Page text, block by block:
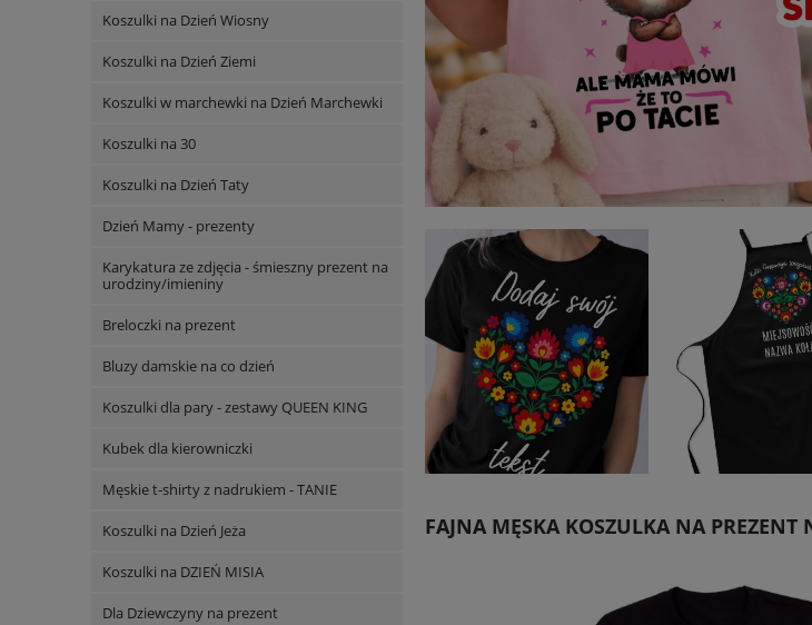
Koszulki na Dzień Wiosny
Koszulki na Dzień Ziemi
Koszulki w marchewki na Dzień Marchewki
Koszulki na 30
Koszulki na Dzień Taty
Dzień Mamy - prezenty
Karykatura ze zdjęcia - śmieszny prezent na
urodziny/imieniny
Breloczki na prezent
Bluzy damskie na co dzień
Koszulki dla pary - zestawy QUEEN KING
Kubek dla kierowniczki
Męskie t-shirty z nadrukiem - TANIE
Koszulki na Dzień Jeża
Koszulki na DZIEŃ MISIA
Dla Dziewczyny na prezent
FAJNA MĘSKA KOSZULKA NA PREZENT